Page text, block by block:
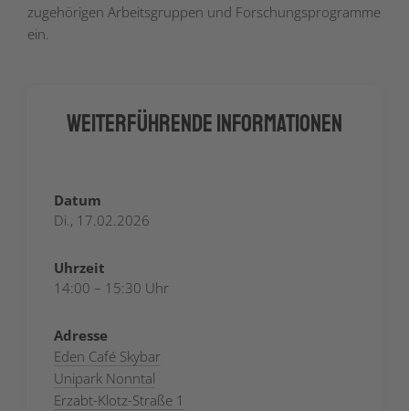
zugehörigen Arbeitsgruppen und Forschungsprogramme
ein.
Weiterführende Informationen
Datum
Di., 17.02.2026
Uhrzeit
14:00 – 15:30 Uhr
Adresse
Eden Café Skybar
Unipark Nonntal
Erzabt-Klotz-Straße 1